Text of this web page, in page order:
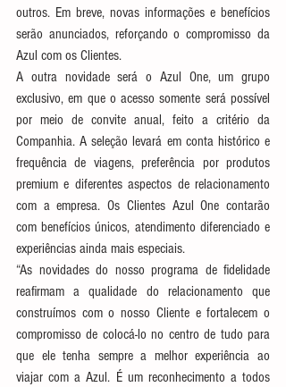
outros. Em breve, novas informações e benefícios
serão anunciados, reforçando o compromisso da
Azul com os Clientes.
A outra novidade será o Azul One, um grupo
exclusivo, em que o acesso somente será possível
por meio de convite anual, feito a critério da
Companhia. A seleção levará em conta histórico e
frequência de viagens, preferência por produtos
premium e diferentes aspectos de relacionamento
com a empresa. Os Clientes Azul One contarão
com benefícios únicos, atendimento diferenciado e
experiências ainda mais especiais.
“As novidades do nosso programa de fidelidade
reafirmam a qualidade do relacionamento que
construímos com o nosso Cliente e fortalecem o
compromisso de colocá-lo no centro de tudo para
que ele tenha sempre a melhor experiência ao
viajar com a Azul. É um reconhecimento a todos